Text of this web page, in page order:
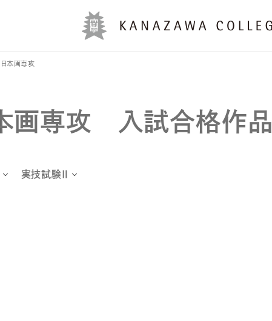
本画専攻
画専攻 入試合格作品
実技試験Ⅱ